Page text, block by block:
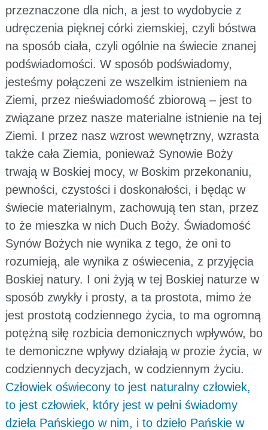
przeznaczone dla nich, a jest to wydobycie z
udręczenia pięknej córki ziemskiej, czyli bóstwa
na sposób ciała, czyli ogólnie na świecie znanej
podświadomości. W sposób podświadomy,
jesteśmy połączeni ze wszelkim istnieniem na
Ziemi, przez nieświadomość zbiorową – jest to
związane przez nasze materialne istnienie na tej
Ziemi. I przez nasz wzrost wewnętrzny, wzrasta
także cała Ziemia, ponieważ Synowie Boży
trwają w Boskiej mocy, w Boskim przekonaniu,
pewności, czystości i doskonałości, i będąc w
świecie materialnym, zachowują ten stan, przez
to że mieszka w nich Duch Boży. Świadomość
Synów Bożych nie wynika z tego, że oni to
rozumieją, ale wynika z oświecenia, z przyjęcia
Boskiej natury. I oni żyją w tej Boskiej naturze w
sposób zwykły i prosty, a ta prostota, mimo że
jest prostotą codziennego życia, to ma ogromną
potężną siłę rozbicia demonicznych wpływów, bo
te demoniczne wpływy działają w prozie życia, w
codziennych decyzjach, w codziennym życiu.
Człowiek oświecony to jest naturalny człowiek,
to jest człowiek, który jest w pełni świadomy
dzieła Pańskiego w nim, i to dzieło Pańskie w